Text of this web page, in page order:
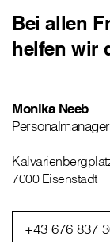
Bei allen
helfen wir
Monika Neeb
7000 Eisenstadt
+43 676 837